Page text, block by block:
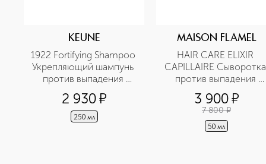
KEUNE
1922 Fortifying Shampoo
Укрепляющий шампунь
против выпадения
волос
2 930¤
250 мл
MAISON FLAMEL
HAIR CARE ELIXIR
CAPILLAIRE Сыворотка
против выпадения
волос и стимулятор
роста
3 900¤
7 800 ¤
50 мл